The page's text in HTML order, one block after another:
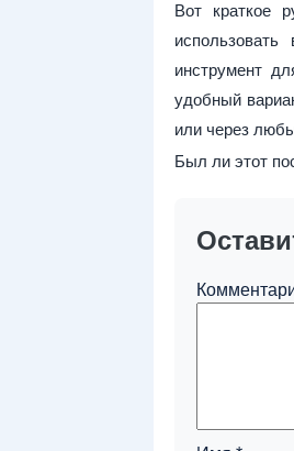
Вот краткое
инструмент
удобный
или через
Был ли этот